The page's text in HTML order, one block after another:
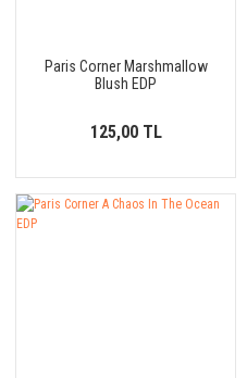
Paris Corner Marshmallow
Blush EDP
125,00 TL